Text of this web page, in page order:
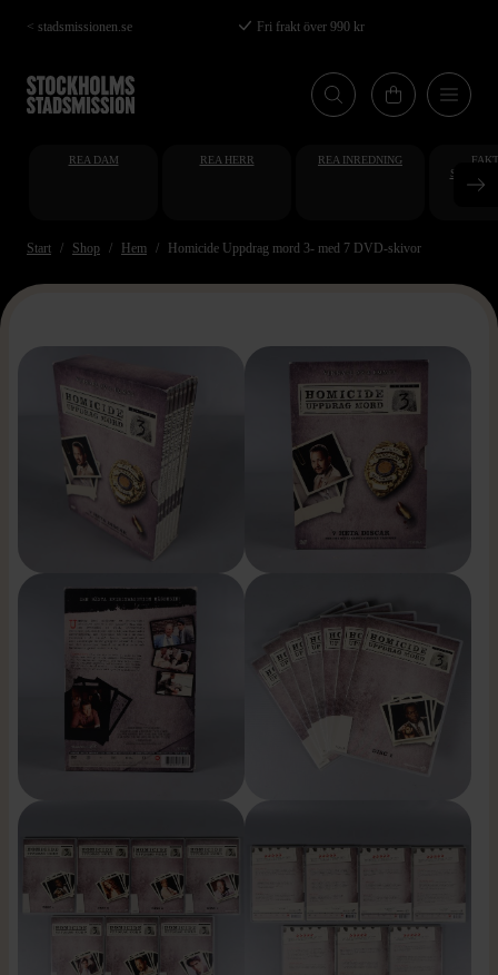
Hoppa
till
huvudinnehåll
< stadsmissionen.se Fri frakt över 990 kr
REA DAM REA HERR REA INREDNING
Start Shop Hem Homicide Uppdrag mord 3- med 7 DVD-skivor